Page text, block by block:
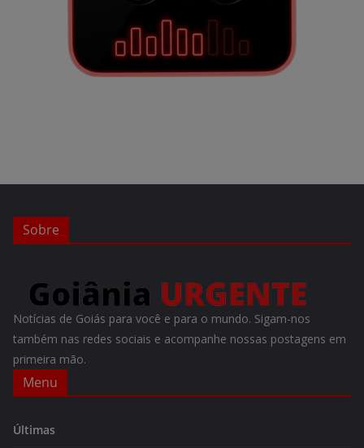
Sobre
Notícias de Goiás para você e para o mundo. Sigam-nos
também nas redes sociais e acompanhe nossas postagens em
primeira mão.
Menu
Últimas